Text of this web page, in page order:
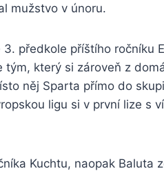
mužstvo v únoru.
předkole příštího ročníku
tým, který si zároveň z
něj Sparta přímo do
ligu si v první lize s
Kuchtu, naopak Baluta